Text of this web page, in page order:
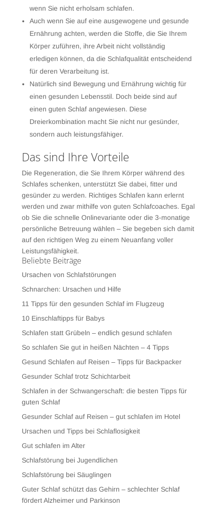
wenn Sie nicht erholsam schlafen.
Auch wenn Sie auf eine ausgewogene und gesunde
Ernährung achten, werden die Stoffe, die Sie Ihrem
Körper zuführen, ihre Arbeit nicht vollständig
erledigen können, da die Schlafqualität entscheidend
für deren Verarbeitung ist.
Natürlich sind Bewegung und Ernährung wichtig für
einen gesunden Lebensstil. Doch beide sind auf
einen guten Schlaf angewiesen. Diese
Dreierkombination macht Sie nicht nur gesünder,
sondern auch leistungsfähiger.
Das sind Ihre Vorteile
Die Regeneration, die Sie Ihrem Körper während des
Schlafes schenken, unterstützt Sie dabei, fitter und
gesünder zu werden. Richtiges Schlafen kann erlernt
werden und zwar mithilfe von guten Schlafcoaches. Egal
ob Sie die schnelle Onlinevariante oder die 3-monatige
persönliche Betreuung wählen – Sie begeben sich damit
auf den richtigen Weg zu einem Neuanfang voller
Leistungsfähigkeit.
Beliebte Beiträge
Ursachen von Schlafstörungen
Schnarchen: Ursachen und Hilfe
11 Tipps für den gesunden Schlaf im Flugzeug
10 Einschlaftipps für Babys
Schlafen statt Grübeln – endlich gesund schlafen
So schlafen Sie gut in heißen Nächten – 4 Tipps
Gesund Schlafen auf Reisen – Tipps für Backpacker
Gesunder Schlaf trotz Schichtarbeit
Schlafen in der Schwangerschaft: die besten Tipps für
guten Schlaf
Gesunder Schlaf auf Reisen – gut schlafen im Hotel
Ursachen und Tipps bei Schlaflosigkeit
Gut schlafen im Alter
Schlafstörung bei Jugendlichen
Schlafstörung bei Säuglingen
Guter Schlaf schützt das Gehirn – schlechter Schlaf
fördert Alzheimer und Parkinson